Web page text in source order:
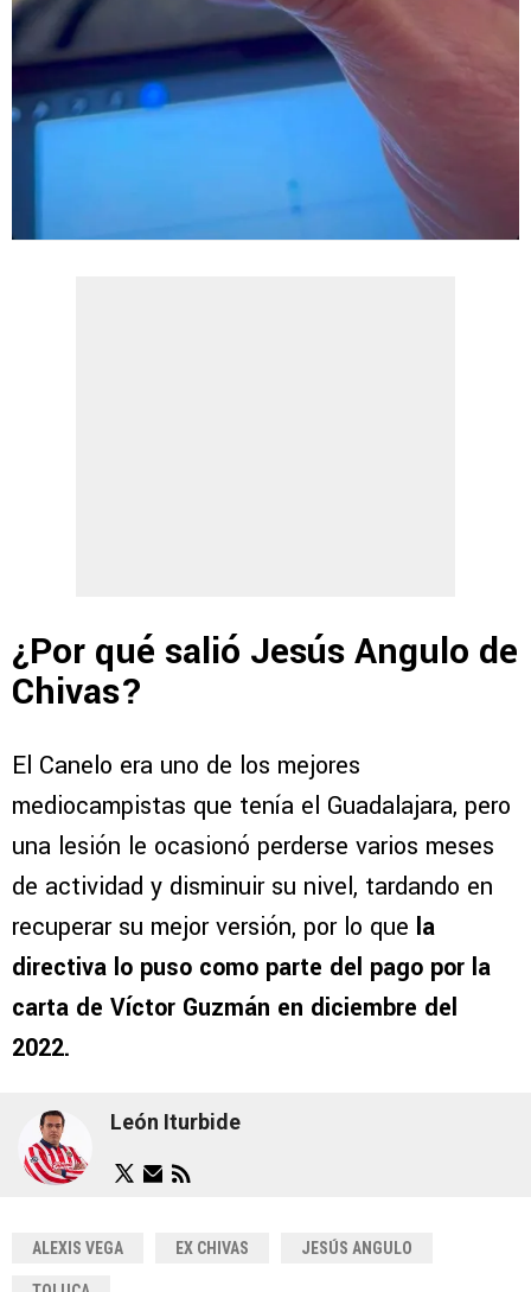
¿Por qué salió Jesús Angulo de
Chivas?
El Canelo era uno de los mejores
mediocampistas que tenía el Guadalajara, pero
una lesión le ocasionó perderse varios meses
de actividad y disminuir su nivel, tardando en
recuperar su mejor versión, por lo que la
directiva lo puso como parte del pago por la
carta de Víctor Guzmán en diciembre del
2022.
León Iturbide
ALEXIS VEGA EX CHIVAS JESÚS ANGULO